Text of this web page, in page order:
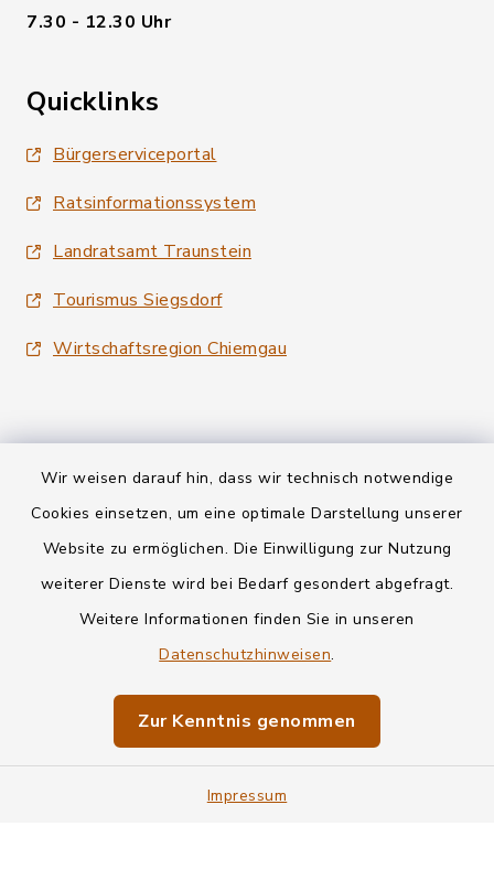
Wir weisen darauf hin, dass wir technisch notwendige
Cookies einsetzen, um eine optimale Darstellung unserer
Website zu ermöglichen. Die Einwilligung zur Nutzung
weiterer Dienste wird bei Bedarf gesondert abgefragt.
Weitere Informationen finden Sie in unseren
Datenschutzhinweisen.
Zur Kenntnis genommen
Impressum
7.30 - 12.30 Uhr
Quicklinks
Bürgerserviceportal
Ratsinformationssystem
Landratsamt Traunstein
Tourismus Siegsdorf
Wirtschaftsregion Chiemgau
Kontakt
Informationspflichten
Impressum
Sitemap